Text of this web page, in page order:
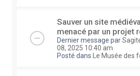
Sauver un site
menacé par un projet
Dernier message par
08, 2025 10:40 am
Posté dans
Le Musée des